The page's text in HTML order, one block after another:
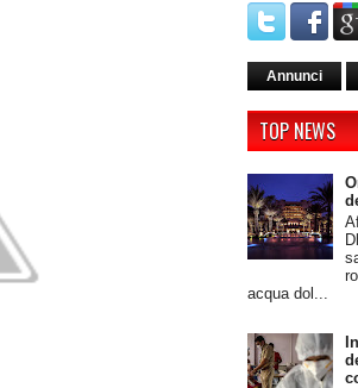
Annunci
TOP NEWS
acqua dol...